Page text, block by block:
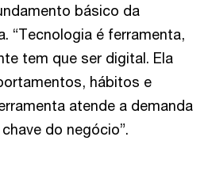
básico da
“Tecnologia é ferramenta,
tem que ser digital. Ela
hábitos e
atende a demanda
do negócio”.